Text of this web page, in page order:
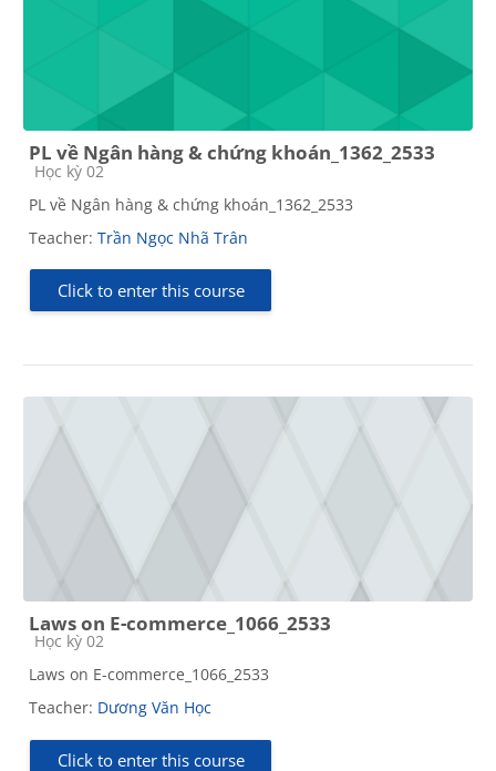
PL về Ngân hàng & chứng khoán_1362_2533
Course category
Học kỳ 02
PL về Ngân hàng & chứng khoán_1362_2533
Teacher: Trần Ngọc Nhã Trân
Click to enter this course
Laws on E-commerce_1066_2533
Course category
Học kỳ 02
Laws on E-commerce_1066_2533
Teacher: Dương Văn Học
Click to enter this course